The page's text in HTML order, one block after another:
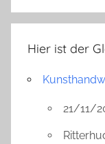
Hier ist der
21/11/